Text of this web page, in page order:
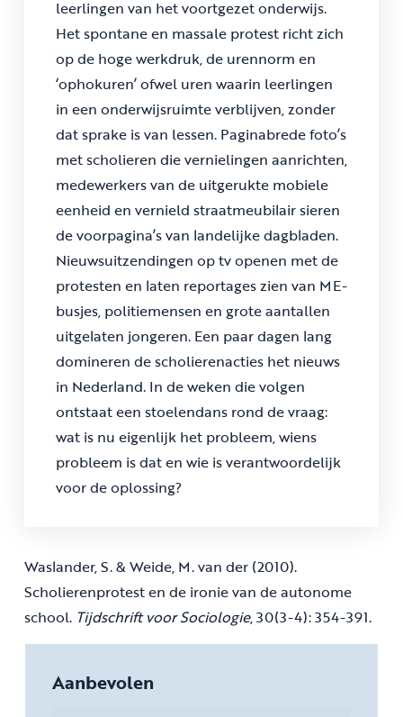
leerlingen van het voortgezet onderwijs.
Het spontane en massale protest richt zich
op de hoge werkdruk, de urennorm en
‘ophokuren’ ofwel uren waarin leerlingen
in een onderwijsruimte verblijven, zonder
dat sprake is van lessen. Paginabrede foto’s
met scholieren die vernielingen aanrichten,
medewerkers van de uitgerukte mobiele
eenheid en vernield straatmeubilair sieren
de voorpagina’s van landelijke dagbladen.
Nieuwsuitzendingen op tv openen met de
protesten en laten reportages zien van ME-
busjes, politiemensen en grote aantallen
uitgelaten jongeren. Een paar dagen lang
domineren de scholierenacties het nieuws
in Nederland. In de weken die volgen
ontstaat een stoelendans rond de vraag:
wat is nu eigenlijk het probleem, wiens
probleem is dat en wie is verantwoordelijk
voor de oplossing?
Waslander, S. & Weide, M. van der (2010).
Scholierenprotest en de ironie van de autonome
school. Tijdschrift voor Sociologie, 30(3-4): 354-391.
Aanbevolen